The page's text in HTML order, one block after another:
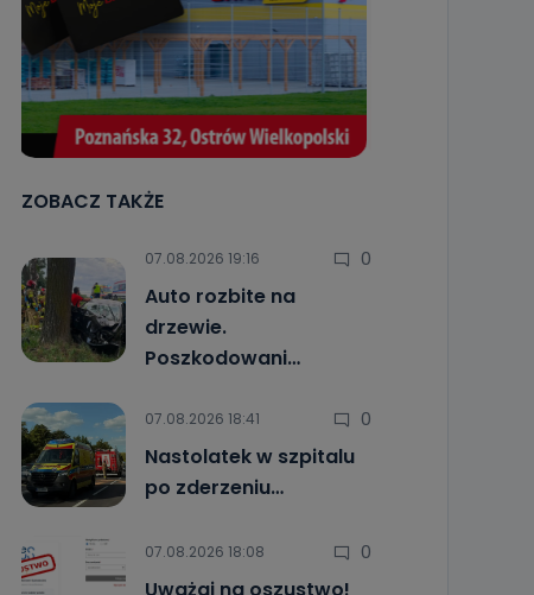
ZOBACZ TAKŻE
07.08.2026 19:16 0
Auto rozbite na
drzewie.
Poszkodowani…
07.08.2026 18:41 0
Nastolatek w szpitalu
po zderzeniu…
07.08.2026 18:08 0